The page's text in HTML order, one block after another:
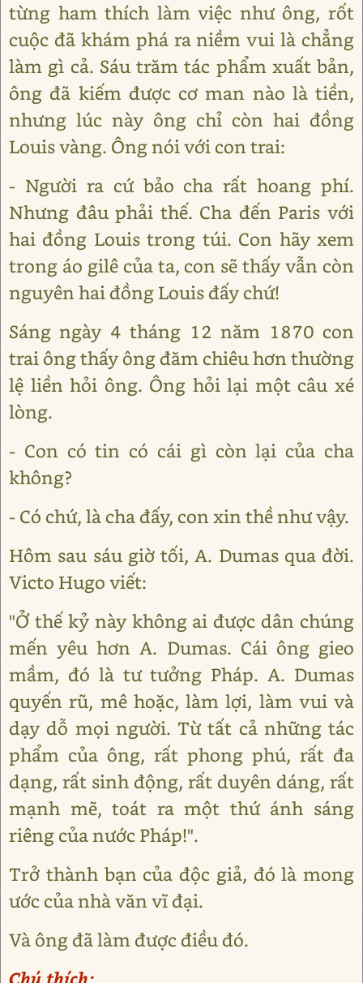
từng ham thích làm việc như ông, rốt
cuộc đã khám phá ra niềm vui là chẳng
làm gì cả. Sáu trăm tác phẩm xuất bản,
ông đã kiếm được cơ man nào là tiền,
nhưng lúc này ông chỉ còn hai đồng
Louis vàng. Ông nói với con trai:
- Người ra cứ bảo cha rất hoang phí.
Nhưng đâu phải thế. Cha đến Paris với
hai đồng Louis trong túi. Con hãy xem
trong áo gilê của ta, con sẽ thấy vẫn còn
nguyên hai đồng Louis đấy chứ!
Sáng ngày 4 tháng 12 năm 1870 con
trai ông thấy ông đăm chiêu hơn thường
lệ liền hỏi ông. Ông hỏi lại một câu xé
lòng.
- Con có tin có cái gì còn lại của cha
không?
- Có chứ, là cha đấy, con xin thề như vậy.
Hôm sau sáu giờ tối, A. Dumas qua đời.
Victo Hugo viết:
"Ở thế kỷ này không ai được dân chúng
mến yêu hơn A. Dumas. Cái ông gieo
mầm, đó là tư tưởng Pháp. A. Dumas
quyến rũ, mê hoặc, làm lợi, làm vui và
dạy dỗ mọi người. Từ tất cả những tác
phẩm của ông, rất phong phú, rất đa
dạng, rất sinh động, rất duyên dáng, rất
mạnh mẽ, toát ra một thứ ánh sáng
riêng của nước Pháp!".
Trở thành bạn của độc giả, đó là mong
ước của nhà văn vĩ đại.
Và ông đã làm được điều đó.